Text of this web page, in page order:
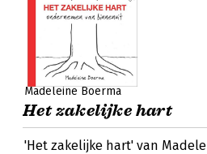
Madeleine Boerma
Het zakelijke hart
'Het zakelijke hart' van